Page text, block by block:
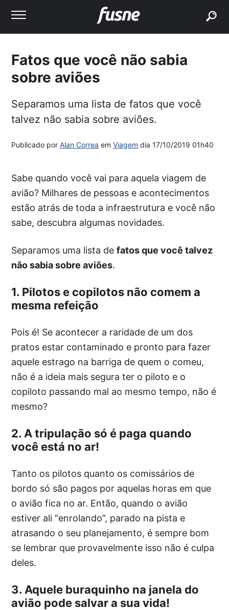
Fatos que você não sabia
sobre aviões
Separamos uma lista de fatos que você
talvez não sabia sobre aviões.
Publicado porAlan Correa emViagem dia17/10/2019 01h40
Sabe quando você vai para aquela viagem de
avião? Milhares de pessoas e acontecimentos
estão atrás de toda a infraestrutura e você não
sabe, descubra algumas novidades.
Separamos uma lista defatos que você talvez
não sabia sobre aviões.
1. Pilotos e copilotos não comem a
mesma refeição
Pois é! Se acontecer a raridade de um dos
pratos estar contaminado e pronto para fazer
aquele estrago na barriga de quem o comeu,
não é a ideia mais segura ter o piloto e o
copiloto passando mal ao mesmo tempo, não é
mesmo?
2. A tripulação só é paga quando
você está no ar!
Tanto os pilotos quanto os comissários de
bordo só são pagos por aquelas horas em que
o avião fica no ar. Então, quando o avião
estiver ali “enrolando”, parado na pista e
atrasando o seu planejamento, é sempre bom
se lembrar que provavelmente isso não é culpa
deles.
3. Aquele buraquinho na janela do
avião pode salvar a sua vida!